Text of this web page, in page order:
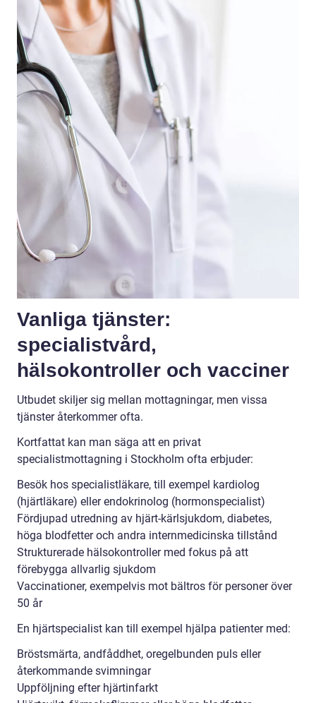
Vanliga tjänster:
specialistvård,
hälsokontroller och vacciner
Utbudet skiljer sig mellan mottagningar, men vissa
tjänster återkommer ofta.
Kortfattat kan man säga att en privat
specialistmottagning i Stockholm ofta erbjuder:
Besök hos specialistläkare, till exempel kardiolog
(hjärtläkare) eller endokrinolog (hormonspecialist)
Fördjupad utredning av hjärt-kärlsjukdom, diabetes,
höga blodfetter och andra internmedicinska tillstånd
Strukturerade hälsokontroller med fokus på att
förebygga allvarlig sjukdom
Vaccinationer, exempelvis mot bältros för personer över
50 år
En hjärtspecialist kan till exempel hjälpa patienter med:
Bröstsmärta, andfåddhet, oregelbunden puls eller
återkommande svimningar
Uppföljning efter hjärtinfarkt